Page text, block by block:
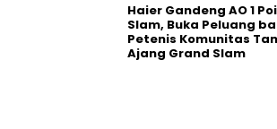
Haier Gandeng AO 1
Slam, Buka Peluang
Petenis Komunitas
Ajang Grand Slam